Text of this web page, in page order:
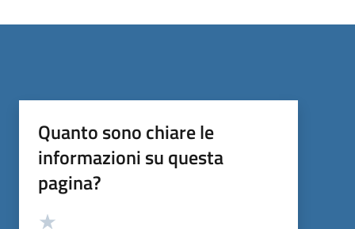
Quanto sono chiare le
informazioni su questa
pagina?
Valutazione